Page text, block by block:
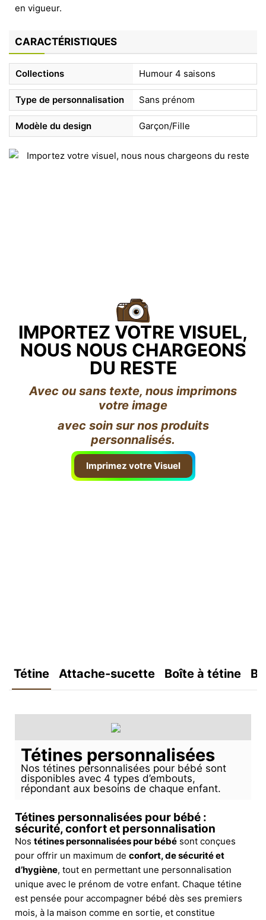
en vigueur.
CARACTÉRISTIQUES
Collections Humour 4 saisons
Type de personnalisation Sans prénom
Modèle du design Garçon/Fille
IMPORTEZ VOTRE VISUEL,
NOUS NOUS CHARGEONS
DU RESTE
Avec ou sans texte, nous imprimons
votre image
avec soin sur nos produits
personnalisés.
Imprimez votre Visuel
Tétine Attache-sucette Boîte à tétine
Tétines personnalisées
Nos tétines personnalisées pour bébé sont
disponibles avec 4 types d’embouts,
répondant aux besoins de chaque enfant.
Tétines personnalisées pour bébé :
sécurité, confort et personnalisation
Nos tétines personnalisées pour bébé sont conçues
pour offrir un maximum de confort, de sécurité et
d’hygiène, tout en permettant une personnalisation
unique avec le prénom de votre enfant. Chaque tétine
est pensée pour accompagner bébé dès ses premiers
mois, à la maison comme en sortie, et constitue